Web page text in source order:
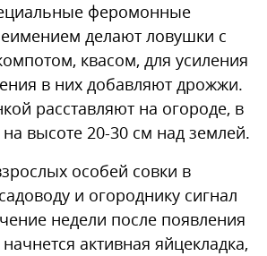
феромонные
делают ловушки с
квасом, для усиления
в них добавляют дрожжи.
расставляют на огороде, в
на высоте 20-30 см над землей.
особей совки в
и огороднику сигнал
недели после появления
активная яйцекладка,